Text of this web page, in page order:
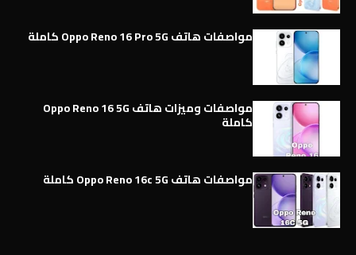
مواصفات هاتف Oppo Reno 16 Pro 5G كاملة
مواصفات وميزات هاتف Oppo Reno 16 5G
كاملة
مواصفات هاتف Oppo Reno 16c 5G كاملة